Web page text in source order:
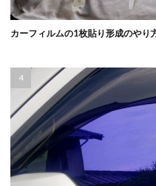
カーフィルムの1枚貼り形成のやり